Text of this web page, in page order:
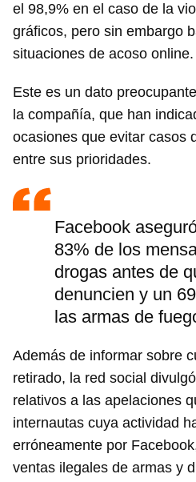
Guardar como favorito
el 98,9% en el caso de la
gráficos, pero sin embargo
situaciones de acoso online.
Este es un dato
la compañía, que han
ocasiones que evitar casos
entre sus prioridades.
Facebook
83% de los
drogas antes de
denuncien y un
las armas de
Además de informar sobre
retirado, la red social
relativos a las apelaciones
internautas cuya actividad
erróneamente por
ventas ilegales de armas y